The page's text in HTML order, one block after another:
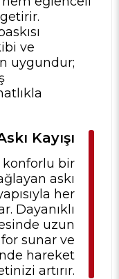
ve
uygundur;
Kayışı
bir
askı
her
Dayanıklı
uzun
sunar ve
hareket
artırır.